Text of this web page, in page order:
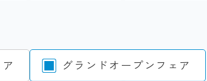
グランドオープンフェア